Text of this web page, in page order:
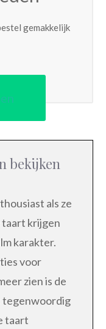
gemakkelijk
bekijken
als ze
krijgen
karakter.
voor
zien is de
tegenwoordig
taart